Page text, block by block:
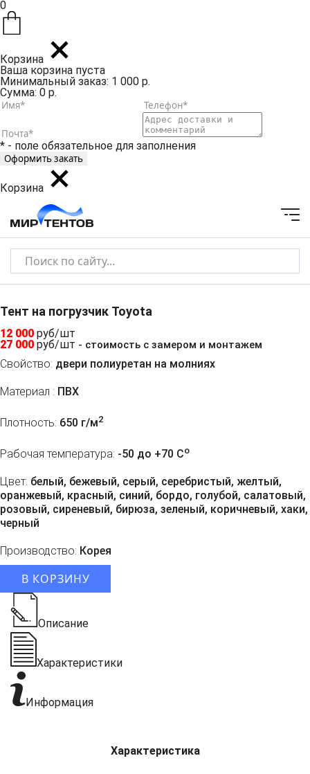
0
Корзина
Ваша корзина пуста
Минимальный заказ: 1 000 р.
Сумма: 0 р.
* - поле обязательное для заполнения
Корзина
Тент на погрузчик Toyota
12 000 руб/шт
27 000 руб/шт - стоимость с замером и монтажем
Свойство: двери полиуретан на молниях
Материал : ПВХ
Плотность: 650 г/м2
Рабочая температура: -50 до +70 Co
Цвет: белый, бежевый, серый, серебристый, желтый,
оранжевый, красный, синий, бордо, голубой, салатовый,
розовый, сиреневый, бирюза, зеленый, коричневый, хаки,
черный
Производство: Корея
В КОРЗИНУ
Описание
Характеристики
Информация
Характеристика